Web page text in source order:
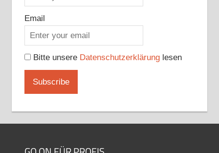
Email
Bitte unsere Datenschutzerklärunglesen